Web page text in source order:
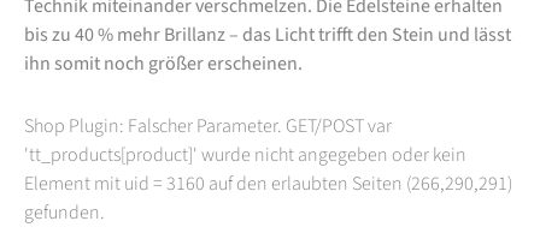
Technik miteinander verschmelzen. Die Edelsteine erhalten
bis zu 40 % mehr Brillanz – das Licht trifft den Stein und lässt
ihn somit noch größer erscheinen.
Shop Plugin: Falscher Parameter. GET/POST var
'tt_products[product]' wurde nicht angegeben oder kein
Element mit uid = 3160 auf den erlaubten Seiten (266,290,291)
gefunden.